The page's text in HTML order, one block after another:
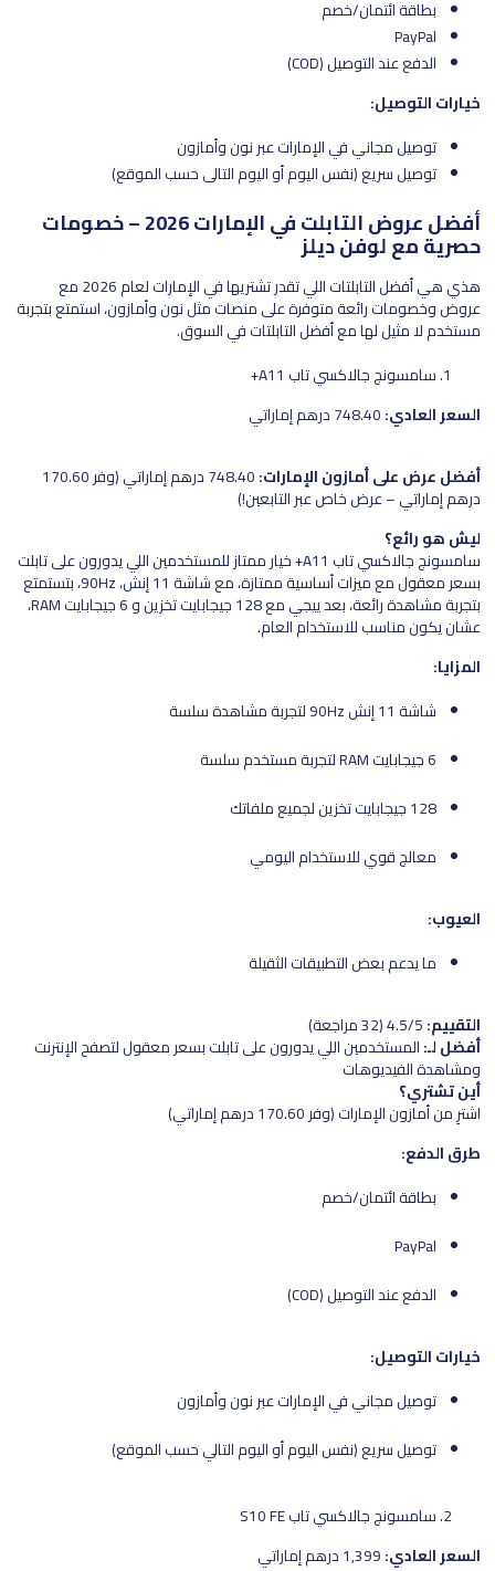
بطاقة ائتمان/خصم
PayPal
الدفع عند التوصيل (COD)
خيارات التوصيل:
توصيل مجاني في الإمارات عبر نون وأمازون
توصيل سريع (نفس اليوم أو اليوم التالي حسب الموقع)
أفضل عروض التابلت في الإمارات 2026 – خصومات
حصرية مع لوفن ديلز
هذي هي أفضل التابلتات اللي تقدر تشتريها في الإمارات لعام 2026 مع
عروض وخصومات رائعة متوفرة على منصات مثل نون وأمازون، استمتع بتجربة
مستخدم لا مثيل لها مع أفضل التابلتات في السوق.
سامسونج جالاكسي تاب A11+
السعر العادي:
أفضل عرض على أمازون الإمارات: 748.40 درهم إماراتي (وفر 170.60
درهم إماراتي – عرض خاص عبر التابعين!)
ليش هو رائع؟
سامسونج جالاكسي تاب A11+ خيار ممتاز للمستخدمين اللي يدورون على تابلت
بسعر معقول مع ميزات أساسية ممتازة، مع شاشة 11 إنش، 90Hz، بتستمتع
بتجربة مشاهدة رائعة، بعد ييجي مع 128 جيجابايت تخزين و 6 جيجابايت RAM،
عشان يكون مناسب للاستخدام العام.
المزايا:
شاشة 11 إنش 90Hz لتجربة مشاهدة سلسة
6 جيجابايت RAM لتجربة مستخدم سلسة
128 جيجابايت تخزين لجميع ملفاتك
معالج قوي للاستخدام اليومي
العيوب:
ما يدعم بعض التطبيقات الثقيلة
التقييم:
أفضل لـ:المستخدمين اللي يدورون على تابلت بسعر معقول لتصفح الإنترنت
ومشاهدة الفيديوهات
أين تشتري؟
اشترِ من أمازون الإمارات (وفر 170.60 درهم إماراتي)
طرق الدفع:
بطاقة ائتمان/خصم
PayPal
الدفع عند التوصيل (COD)
خيارات التوصيل:
توصيل مجاني في الإمارات عبر نون وأمازون
توصيل سريع (نفس اليوم أو اليوم التالي حسب الموقع)
سامسونج جالاكسي تاب S10 FE
السعر العادي: